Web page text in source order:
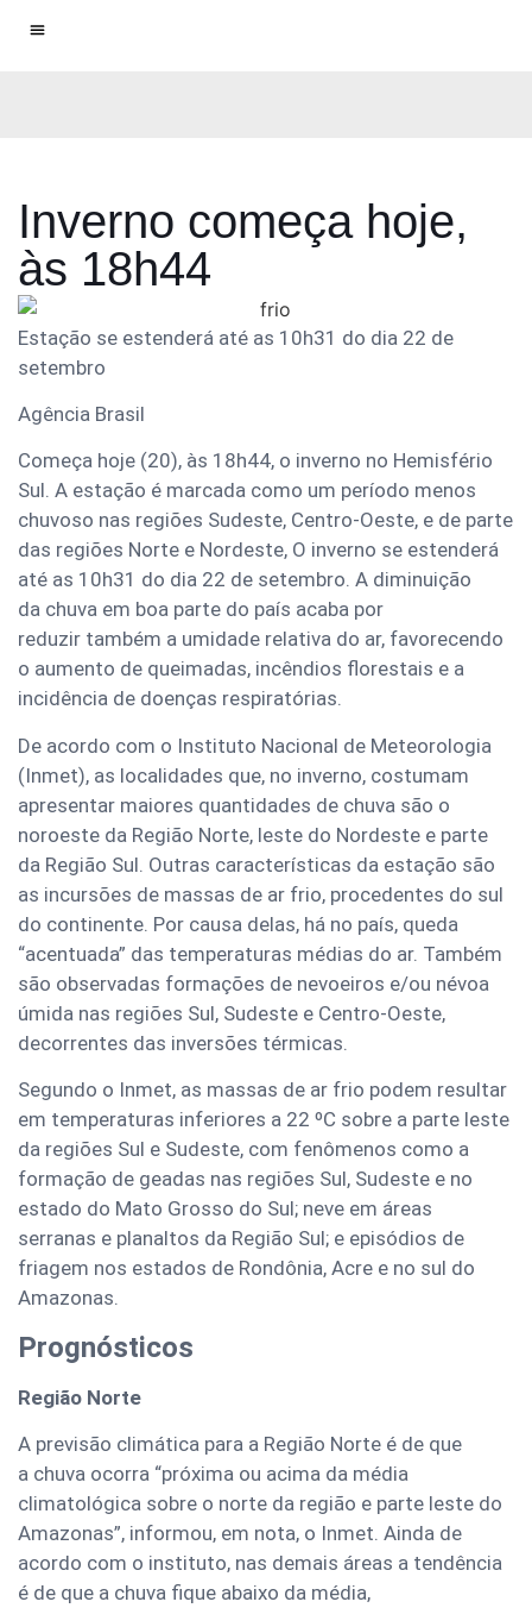
Inverno começa hoje,
às 18h44
Estação se estenderá até as 10h31 do dia 22 de
setembro
Agência Brasil
Começa hoje (20), às 18h44, o inverno no Hemisfério
Sul. A estação é marcada como um período menos
chuvoso nas regiões Sudeste, Centro-Oeste, e de parte
das regiões Norte e Nordeste, O inverno se estenderá
até as 10h31 do dia 22 de setembro. A diminuição
da chuva em boa parte do país acaba por
reduzir também a umidade relativa do ar, favorecendo
o aumento de queimadas, incêndios florestais e a
incidência de doenças respiratórias.
De acordo com o Instituto Nacional de Meteorologia
(Inmet), as localidades que, no inverno, costumam
apresentar maiores quantidades de chuva são o
noroeste da Região Norte, leste do Nordeste e parte
da Região Sul. Outras características da estação são
as incursões de massas de ar frio, procedentes do sul
do continente. Por causa delas, há no país, queda
“acentuada” das temperaturas médias do ar. Também
são observadas formações de nevoeiros e/ou névoa
úmida nas regiões Sul, Sudeste e Centro-Oeste,
decorrentes das inversões térmicas.
Segundo o Inmet, as massas de ar frio podem resultar
em temperaturas inferiores a 22 ºC sobre a parte leste
da regiões Sul e Sudeste, com fenômenos como a
formação de geadas nas regiões Sul, Sudeste e no
estado do Mato Grosso do Sul; neve em áreas
serranas e planaltos da Região Sul; e episódios de
friagem nos estados de Rondônia, Acre e no sul do
Amazonas.
Prognósticos
Região Norte
A previsão climática para a Região Norte é de que
a chuva ocorra “próxima ou acima da média
climatológica sobre o norte da região e parte leste do
Amazonas”, informou, em nota, o Inmet. Ainda de
acordo com o instituto, nas demais áreas a tendência
é de que a chuva fique abaixo da média,